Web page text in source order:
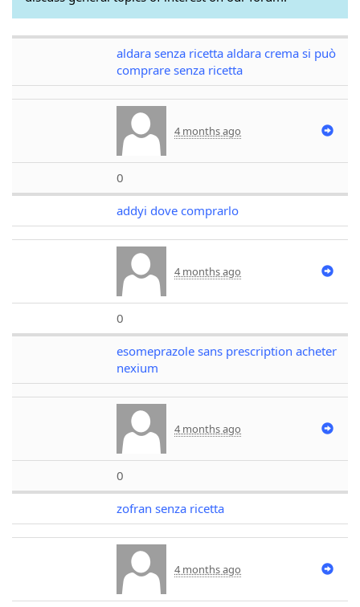
aldara senza ricetta aldara crema si può
comprare senza ricetta
4 months ago
0
addyi dove comprarlo
4 months ago
0
esomeprazole sans prescription acheter
nexium
4 months ago
0
zofran senza ricetta
4 months ago